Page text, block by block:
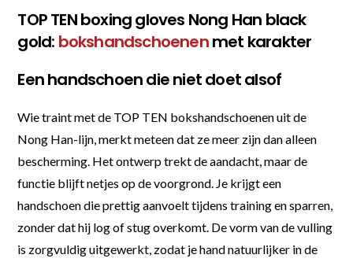
TOP TEN boxing gloves Nong Han black
gold: bokshandschoenenmet karakter
Een handschoen die niet doet alsof
Wie traint met de TOP TEN bokshandschoenen uit de
Nong Han-lijn, merkt meteen dat ze meer zijn dan alleen
bescherming. Het ontwerp trekt de aandacht, maar de
functie blijft netjes op de voorgrond. Je krijgt een
handschoen die prettig aanvoelt tijdens training en sparren,
zonder dat hij log of stug overkomt. De vorm van de vulling
is zorgvuldig uitgewerkt, zodat je hand natuurlijker in de